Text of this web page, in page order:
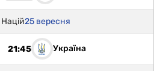
Націй25 вересня
21:45 Україна